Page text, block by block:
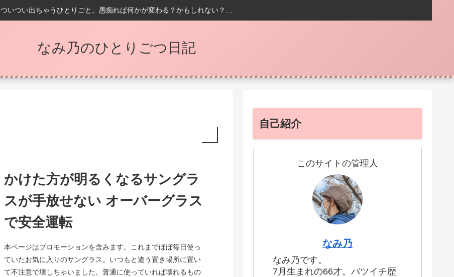
ついつい出ちゃうひとりごと。愚痴れば何かが変わる？かもしれない？…
なみ乃のひとりごつ日記
かけた方が明るくなるサングラ
スが手放せない オーバーグラス
で安全運転
本ページはプロモーションを含みます。これまでほぼ毎日使っ
ていたお気に入りのサングラス。いつもと違う置き場所に置い
て不注意で壊しちゃいました。普通に使っていれば壊れるもの
自己紹介
このサイトの管理人
なみ乃
なみ乃です。
7月生まれの66才。バツイチ歴